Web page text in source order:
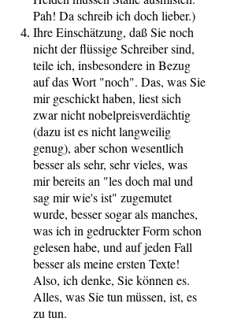
Pah! Da schreib ich doch lieber.)
Ihre Einschätzung, daß Sie noch
nicht der flüssige Schreiber sind,
teile ich, insbesondere in Bezug
auf das Wort "noch". Das, was Sie
mir geschickt haben, liest sich
zwar nicht nobelpreisverdächtig
(dazu ist es nicht langweilig
genug), aber schon wesentlich
besser als sehr, sehr vieles, was
mir bereits an "les doch mal und
sag mir wie's ist" zugemutet
wurde, besser sogar als manches,
was ich in gedruckter Form schon
gelesen habe, und auf jeden Fall
besser als meine ersten Texte!
Also, ich denke, Sie können es.
Alles, was Sie tun müssen, ist, es
zu tun.